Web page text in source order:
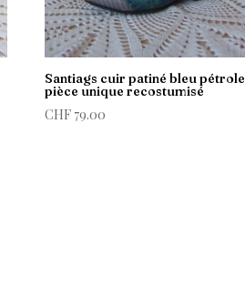
Santiags cuir patiné bleu pétrole
pièce unique recostumisé
CHF 79.00